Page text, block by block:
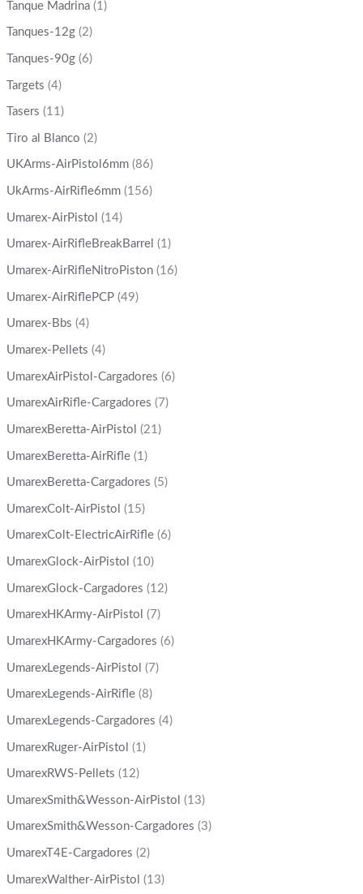
Tanque Madrina (1)
Tanques-12g (2)
Tanques-90g (6)
Targets (4)
Tasers (11)
Tiro al Blanco (2)
UKArms-AirPistol6mm (86)
UkArms-AirRifle6mm (156)
Umarex-AirPistol (14)
Umarex-AirRifleBreakBarrel (1)
Umarex-AirRifleNitroPiston (16)
Umarex-AirRiflePCP (49)
Umarex-Bbs (4)
Umarex-Pellets (4)
UmarexAirPistol-Cargadores (6)
UmarexAirRifle-Cargadores (7)
UmarexBeretta-AirPistol (21)
UmarexBeretta-AirRifle (1)
UmarexBeretta-Cargadores (5)
UmarexColt-AirPistol (15)
UmarexColt-ElectricAirRifle (6)
UmarexGlock-AirPistol (10)
UmarexGlock-Cargadores (12)
UmarexHKArmy-AirPistol (7)
UmarexHKArmy-Cargadores (6)
UmarexLegends-AirPistol (7)
UmarexLegends-AirRifle (8)
UmarexLegends-Cargadores (4)
UmarexRuger-AirPistol (1)
UmarexRWS-Pellets (12)
UmarexSmith&Wesson-AirPistol (13)
UmarexSmith&Wesson-Cargadores (3)
UmarexT4E-Cargadores (2)
UmarexWalther-AirPistol (13)